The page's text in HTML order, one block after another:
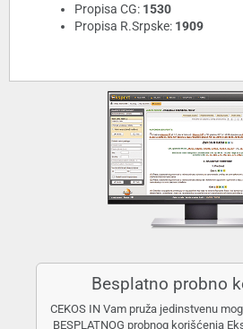
Propisa CG: 1530
Propisa R.Srpske: 1909
Besplatno probno
CEKOS IN Vam pruža jedinstvenu
BESPLATNOG probnog korišćenja